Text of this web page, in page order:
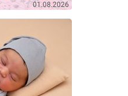
01.08.2026